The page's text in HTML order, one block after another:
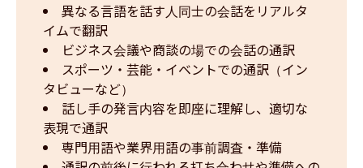
異なる言語を話す人同士の会話をリアルタ
イムで翻訳
ビジネス会議や商談の場での会話の通訳
スポーツ・芸能・イベントでの通訳（イン
タビューなど）
話し手の発言内容を即座に理解し、適切な
表現で通訳
専門用語や業界用語の事前調査・準備